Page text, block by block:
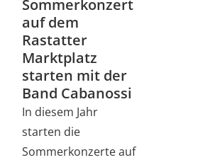
Sommerkonzert
auf dem
Rastatter
Marktplatz
starten mit der
Band Cabanossi
In diesem Jahr
starten die
Sommerkonzerte auf